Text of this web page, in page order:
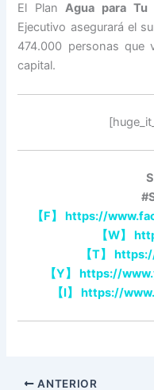
El Plan Agua para Tu
Ejecutivo asegurará el
474.000 personas que
capital.
【F】
https://
【W】
【T】
【Y】
https://
【I】 https://
ANTERIOR